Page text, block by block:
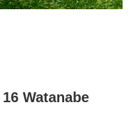
Watanabe